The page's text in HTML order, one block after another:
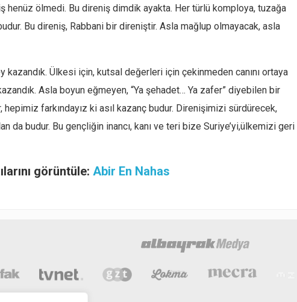
henüz ölmedi. Bu direniş dimdik ayakta. Her türlü komploya, tuzağa
Bu direniş, Rabbani bir direniştir. Asla mağlup olmayacak, asla
kazandık. Ülkesi için, kutsal değerleri için çekinmeden canını ortaya
Asla boyun eğmeyen, “Ya şehadet… Ya zafer” diyebilen bir
farkındayız ki asıl kazanç budur. Direnişimizi sürdürecek,
da budur. Bu gençliğin inancı, kanı ve teri bize Suriye’yi,ülkemizi geri
görüntüle: Abir En Nahas